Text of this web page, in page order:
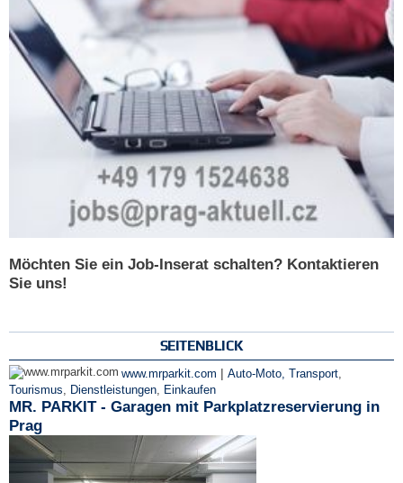
Möchten Sie ein Job-Inserat schalten? Kontaktieren
Sie uns!
SEITENBLICK
www.mrparkit.com | Auto-Moto, Transport,
Tourismus, Dienstleistungen, Einkaufen
MR. PARKIT - Garagen mit Parkplatzreservierung in
Prag